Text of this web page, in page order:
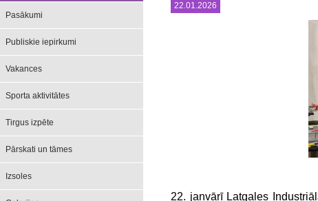
Pasākumi
Publiskie iepirkumi
Vakances
Sporta aktivitātes
Tirgus izpēte
Pārskati un tāmes
Izsoles
22.01.2026
22. janvārī Latgales